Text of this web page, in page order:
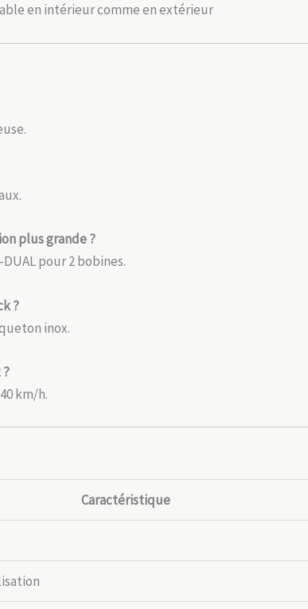
en intérieur comme en extérieur
plus grande ?
pour 2 bobines.
?
inox.
km/h.
Caractéristique